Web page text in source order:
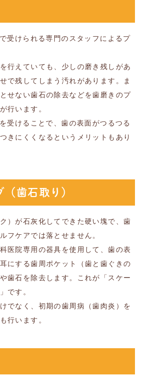
受けられる専門のスタッフによるプ
行えていても、少しの磨き残しがあ
で残してしまう汚れがあります。ま
せない歯石の除去などを歯磨きのプ
行います。
受けることで、歯の表面がつるつる
きにくくなるというメリットもあり
（歯石取り）
）が石灰化してできた硬い塊で、歯
フケアでは落とせません。
医院専用の器具を使用して、歯の表
にする歯周ポケット（歯と歯ぐきの
歯石を除去します。これが「スケー
です。
でなく、初期の歯周病（歯肉炎）を
行います。